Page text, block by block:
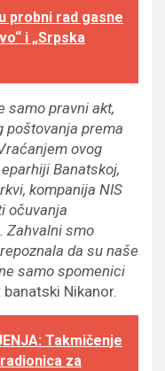
probni rad gasne
i „Srpska
samo pravni akt,
poštovanja prema
ovog
Banatskoj,
kompanija NIS
očuvanja
Zahvalni smo
da su naše
samo spomenici
Nikanor.
Takmičenje
za